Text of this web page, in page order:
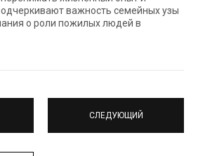
важность семейных узы
о роли пожилых людей в
СЛЕДУЮЩИЙ